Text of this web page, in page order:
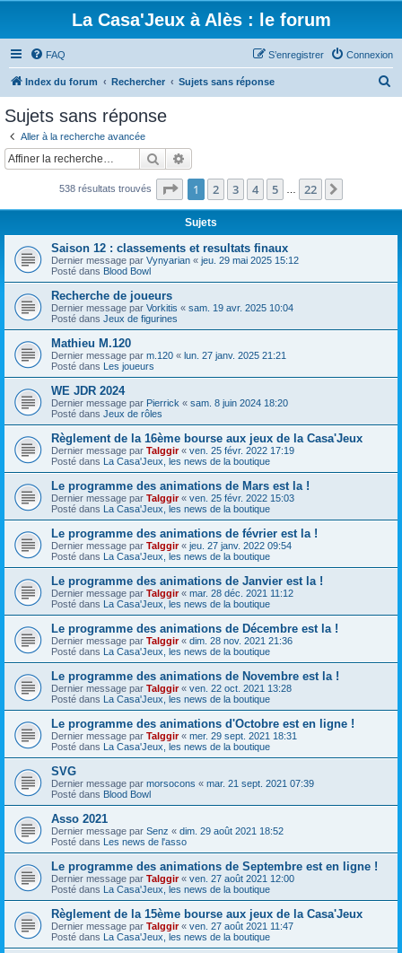
La Casa'Jeux à Alès : le forum
FAQ Connexion
S’enregistrer
Index du forum Rechercher Sujets sans réponse
c
Sujets sans réponse
Aller à la recherche avancée
Rechercher
538 résultats trouvés Page 1sur22
1 2 3 4 5 22
Sujets
Saison 12 : classements et resultats finaux
Dernier message par Vynyarian « jeu. 29 mai 2025 15:12
Posté dans Blood Bowl
Recherche de joueurs
Dernier message par Vorkitis « sam. 19 avr. 2025 10:04
Posté dans Jeux de figurines
Mathieu M.120
Dernier message par m.120 « lun. 27 janv. 2025 21:21
Posté dans Les joueurs
WE JDR 2024
Dernier message par Pierrick « sam. 8 juin 2024 18:20
Posté dans Jeux de rôles
Règlement de la 16ème bourse aux jeux de la Casa'Jeux
Dernier message par Talggir« ven. 25 févr. 2022 17:19
Posté dans La Casa'Jeux, les news de la boutique
Le programme des animations de Mars est la !
Dernier message par Talggir« ven. 25 févr. 2022 15:03
Posté dans La Casa'Jeux, les news de la boutique
Le programme des animations de février est la !
Dernier message par Talggir« jeu. 27 janv. 2022 09:54
Posté dans La Casa'Jeux, les news de la boutique
Le programme des animations de Janvier est la !
Dernier message par Talggir« mar. 28 déc. 2021 11:12
Posté dans La Casa'Jeux, les news de la boutique
Le programme des animations de Décembre est la !
Dernier message par Talggir« dim. 28 nov. 2021 21:36
Posté dans La Casa'Jeux, les news de la boutique
Le programme des animations de Novembre est la !
Dernier message par Talggir« ven. 22 oct. 2021 13:28
Posté dans La Casa'Jeux, les news de la boutique
Le programme des animations d'Octobre est en ligne !
Dernier message par Talggir« mer. 29 sept. 2021 18:31
Posté dans La Casa'Jeux, les news de la boutique
SVG
Dernier message par morsocons « mar. 21 sept. 2021 07:39
Posté dans Blood Bowl
Asso 2021
Dernier message par Senz « dim. 29 août 2021 18:52
Posté dans Les news de l'asso
Le programme des animations de Septembre est en ligne !
Dernier message par Talggir« ven. 27 août 2021 12:00
Posté dans La Casa'Jeux, les news de la boutique
Règlement de la 15ème bourse aux jeux de la Casa'Jeux
Dernier message par Talggir« ven. 27 août 2021 11:47
Posté dans La Casa'Jeux, les news de la boutique